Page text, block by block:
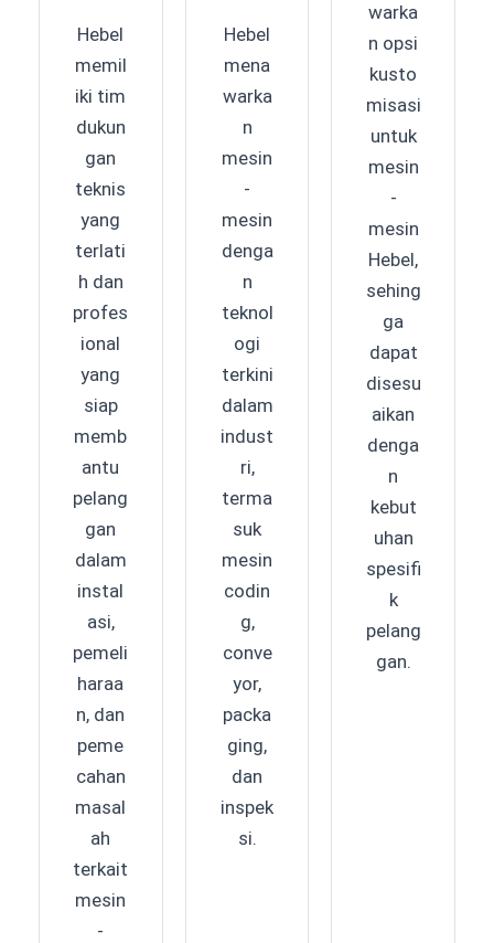
Hebel
memil
iki tim
dukun
gan
teknis
yang
terlati
h dan
profes
ional
yang
siap
memb
antu
pelang
gan
dalam
instal
asi,
pemeli
haraa
n, dan
peme
cahan
masal
ah
terkait
mesin
-
Hebel
mena
warka
n
mesin
-
mesin
denga
n
teknol
ogi
terkini
dalam
indust
ri,
terma
suk
mesin
codin
g,
conve
yor,
packa
ging,
dan
inspek
si.
warka
n opsi
kusto
misasi
untuk
mesin
-
mesin
Hebel,
sehing
ga
dapat
disesu
aikan
denga
n
kebut
uhan
spesifi
k
pelang
gan.